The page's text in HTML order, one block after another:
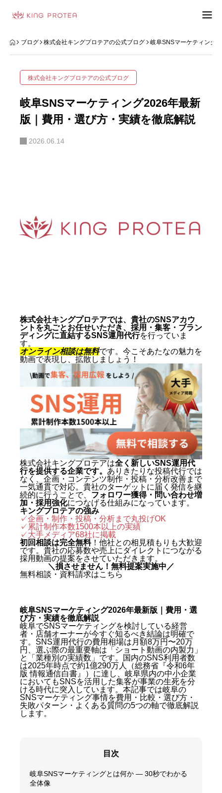
会社概要
利用規約
お問い合わせフォーム
ブログ 株式会社キングプロテアの公式ブログ 岐阜SNSマーケティング
株式会社キングプロテアの公式ブログ
岐阜SNSマーケティング2026年最新
版｜費用・選び方・実績を徹底解説
2026.06.14
株式会社キングプロテアでは、貴社のSNSアカウ
ントを丸ごとお任せいただき、採用・集客・ブラン
ディングに直結するSNS運用代行を行っていま
す。
オンライン相談は無料です。今こそあたなの魅力を
動画で表現し、拡散しましょう！
株式会社キングプロテアは全く新しいSNS運用代
行を提供する企業です。 ありきたりな投稿代行では
なく、企画・コンテンツ制作・投稿・分析改善まで
一気通貫で対応。貴社のターゲットに届く発信を継
続的に行うことで、 フォロワー獲得・問い合わせ増
加・採用強化につなげる仕組みになっています。
キングプロテアの強み
✓企画・制作・投稿・分析まで丸投げOK
✓累計制作本数1500本以上の実績
✓大手メディア68社に掲載
初回相談は完全無料！他社との相見積もりも大歓迎
です。貴社の応募数や売上にダイレクトにつながる
採用動画の提案をさせていただきます。
＼損させません！無料提案実施中／
無料相談・資料請求はこちら
岐阜SNSマーケティング2026年最新版｜費用・選
び方・実績を徹底解説
岐阜でSNSマーケティングを検討している経営
者・店舗オーナーが今すぐ知るべき結論は明確で
す。SNS運用代行の費用相場は月額8万円〜20万
円、選ぶ際の最重要軸は「ショート動画の内製力」
と「業種別の実績数」です。国内のSNS利用者数
は2025年時点で約1億290万人（総務省『令和6年
版 情報通信白書』）に達し、岐阜県内の中小企業
においてもSNSを活用した集客が事業の生死を分
ける時代に突入しています。本記事では岐阜の
SNSマーケティング事情を費用・比較・選び方・
失敗パターン・よくある質問の5つの軸で徹底解説
します。
目次
岐阜SNSマーケティングとは何か — 30秒でわかる
全体像